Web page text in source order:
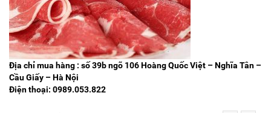
Địa chỉ mua hàng : số 39b ngõ 106 Hoàng Quốc Việt – Nghĩa Tân –
Cầu Giấy – Hà Nội
Điện thoại: 0989.053.822